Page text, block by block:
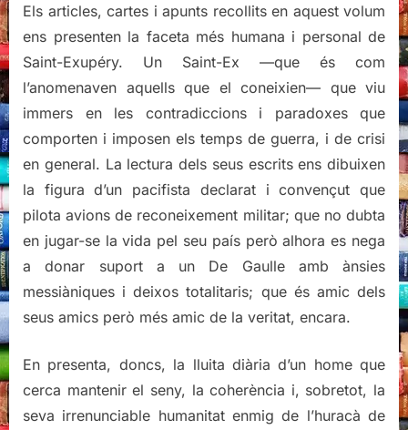
Els articles, cartes i apunts recollits en aquest volum
ens presenten la faceta més humana i personal de
Saint-Exupéry. Un Saint-Ex —que és com
l’anomenaven aquells que el coneixien— que viu
immers en les contradiccions i paradoxes que
comporten i imposen els temps de guerra, i de crisi
en general. La lectura dels seus escrits ens dibuixen
la figura d’un pacifista declarat i convençut que
pilota avions de reconeixement militar; que no dubta
en jugar-se la vida pel seu país però alhora es nega
a donar suport a un De Gaulle amb ànsies
messiàniques i deixos totalitaris; que és amic dels
seus amics però més amic de la veritat, encara.
En presenta, doncs, la lluita diària d’un home que
cerca mantenir el seny, la coherència i, sobretot, la
seva irrenunciable humanitat enmig de l’huracà de